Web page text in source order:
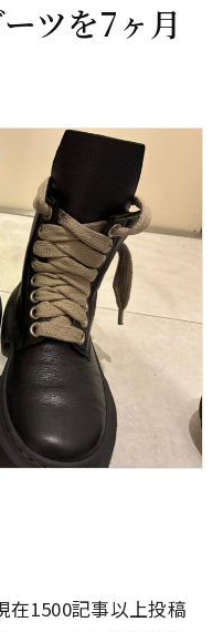
ツを7ヶ月
在1500記事以上投稿